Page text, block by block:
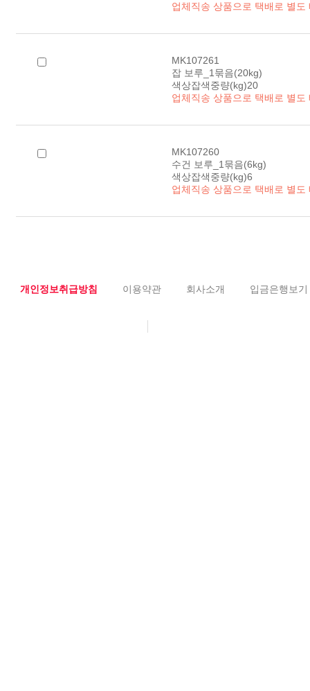
업체직송 상품으로 택배로 별도
MK107261
잡 보루_1묶음(20kg)
색상잡색중량(kg)20
업체직송 상품으로 택배로 별도
MK107260
수건 보루_1묶음(6kg)
색상잡색중량(kg)6
업체직송 상품으로 택배로 별도
개인정보취급방침 이용약관 회사소개 입금은행보기